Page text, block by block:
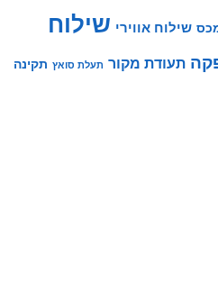
שילוח אווירי שילוח
תעודת מקור תעלת סואץ תקינה